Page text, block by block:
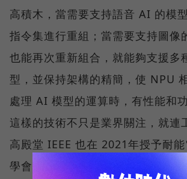
高積木，當需要支持語音 AI 的模
指令集進行重組；當需要支持圖像
也能再次重新組合，就能夠支援多
型，並保持架構的精簡，使 NPU
處理 AI 模型的運算時，有性能和
這樣的技術不只是業界關注，就連
高殿堂 IEEE 也在 2021年授予耐
學會達靈頓獎( IEEE CAS